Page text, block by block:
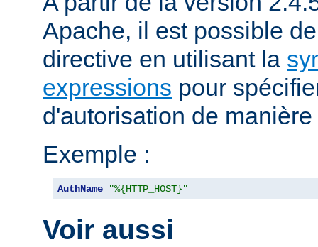
Apache, il est possible
directive en utilisant la
expressions pour
d'autorisation de
Exemple :
AuthName "%{HTTP_HOST}"
Voir aussi